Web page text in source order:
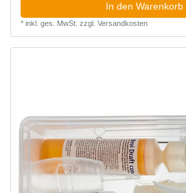
In den Warenkorb
* inkl. ges. MwSt. zzgl. Versandkosten